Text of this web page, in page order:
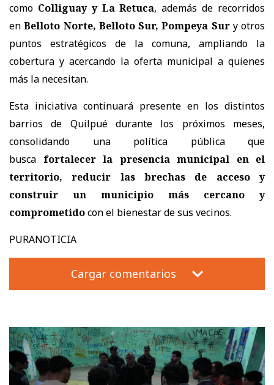
como Colliguay y La Retuca, además de recorridos
en Belloto Norte, Belloto Sur, Pompeya Sur y otros
puntos estratégicos de la comuna, ampliando la
cobertura y acercando la oferta municipal a quienes
más la necesitan.
Esta iniciativa continuará presente en los distintos
barrios de Quilpué durante los próximos meses,
consolidando una política pública que
busca fortalecer la presencia municipal en el
territorio, reducir las brechas de acceso y
construir un municipio más cercano y
comprometidocon el bienestar de sus vecinos.
PURANOTICIA
Cargar comentarios